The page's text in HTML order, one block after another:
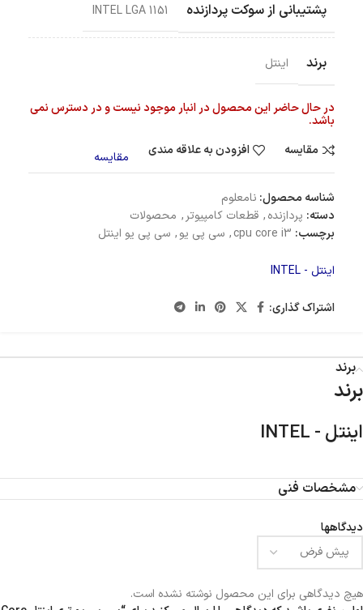
پشتیبانی از سوکت پردازنده INTEL LGA 1151
برند اینتل
در حال حاضر این محصول در انبار موجود نیست و در دسترس نمی
باشد.
مقایسه
افزودن به علاقه مندی مقایسه
شناسه محصول: نامعلوم
دسته: پردازنده, قطعات کامپیوتر , محصولات
برچسب: cpu core i3
, سی پی یو, سی پی یو اینتل
اینتل - INTEL
اشتراک گذاری:
برند
برند
اینتل - INTEL
مشخصات فنی
دیدگاهها
هیچ دیدگاهی برای این محصول نوشته نشده است.